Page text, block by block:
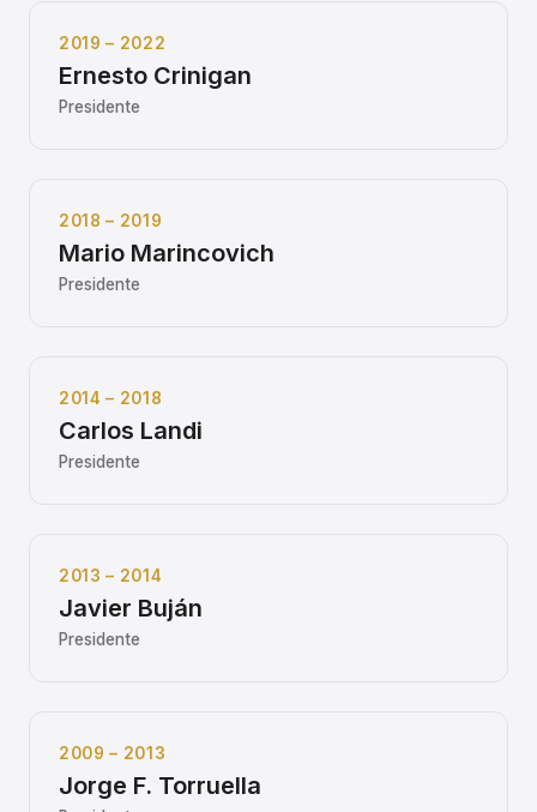
2019 – 2022
Ernesto Crinigan
Presidente
2018 – 2019
Mario Marincovich
Presidente
2014 – 2018
Carlos Landi
Presidente
2013 – 2014
Javier Buján
Presidente
2009 – 2013
Jorge F. Torruella